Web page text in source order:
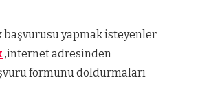
yapmak isteyenler
,internet adresinden
formunu doldurmaları